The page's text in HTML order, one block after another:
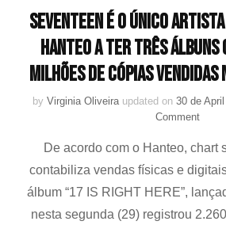
SEVENTEEN é o único
Hanteo a ter três álbuns
milhões de cópias
by Virginia Oliveira updated on 30 de
Commenton
é
único
na
De acordo com o Hanteo, chart
contabiliza vendas físicas e
álbum “17 IS RIGHT HERE”,
nesta segunda (29) registrou